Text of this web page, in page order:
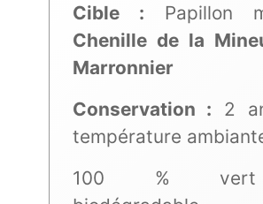
Cible : Papillon
Chenille de la
Marronnier
Conservation : 2
température
100 %